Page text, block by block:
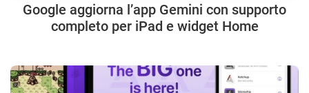
Google aggiorna l’app Gemini con supporto
completo per iPad e widget Home